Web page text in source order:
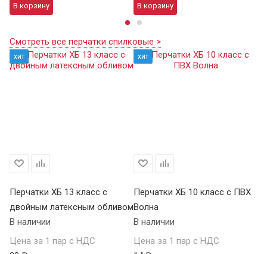
В корзину В корзину
Смотреть все перчатки спилковые >
хит
Перчатки ХБ 13 класс с
двойным латексным обливом
В наличии
Цена за 1 пар с НДС
хит
Перчатки ХБ 10 класс с ПВХ
Волна
В наличии
Цена за 1 пар с НДС